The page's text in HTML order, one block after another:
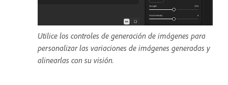
Utilice los controles de generación de imágenes para
personalizar las variaciones de imágenes generadas y
alinearlas con su visión.